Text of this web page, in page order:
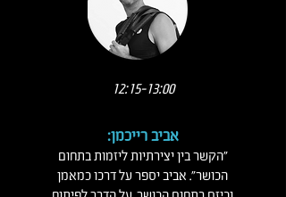
12:15-13:00
אביב רייכמן:
"הקשר בין יצירתיות ליזמות בתחום
הכושר". אביב יספר על דרכו כמאמן